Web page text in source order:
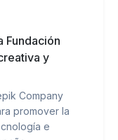
Fundación
y
Company
promover la
e